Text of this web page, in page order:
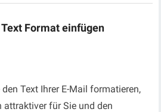
Format einfügen
Text Ihrer E-Mail formatieren,
attraktiver für Sie und den